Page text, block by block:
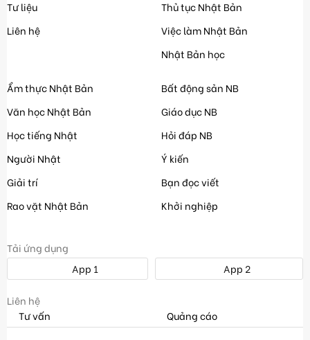
Tư liệu
Liên hệ
Thủ tục Nhật Bản
Việc làm Nhật Bản
Nhật Bản học
Ẩm thực Nhật Bản
Văn học Nhật Bản
Học tiếng Nhật
Người Nhật
Giải trí
Rao vặt Nhật Bản
Bất động sản NB
Giáo dục NB
Hỏi đáp NB
Ý kiến
Bạn đọc viết
Khởi nghiệp
Tải ứng dụng
App 1
App 2
Liên hệ
Tư vấn
Quảng cáo